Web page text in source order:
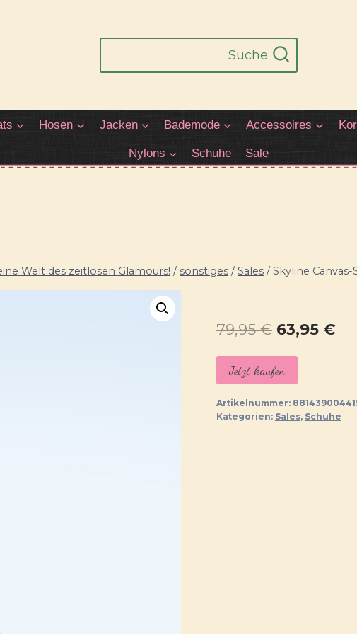
Suche
Hosen Jacken Bademode Accessoires
Nylons Schuhe Sale
Welt des zeitlosen Glamours! / sonstiges / Sales / Skyline
79,95€
Preis
war:
79,95 €
63,95 €
Jetzt kaufen
Artikelnummer:
Kategorien: Sales, Schuhe